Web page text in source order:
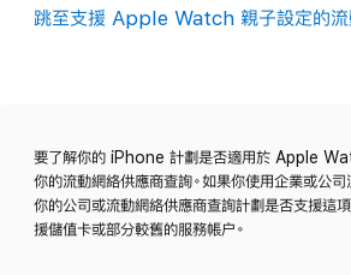
跳至支援 Apple Watch 親子設定的流
要了解你的 iPhone 計劃是否適用於 Apple
你的流動網絡供應商查詢。如果你使用企業或公司
你的公司或流動網絡供應商查詢計劃是否支援這
援儲值卡或部分較舊的服務帳户。